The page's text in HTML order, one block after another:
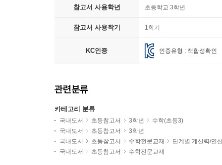
참고서 사용학년 초등학교 3학년
참고서 사용학기 1학기
KC인증 인증유형 : 적합성확인
관련분류
카테고리 분류
국내도서 초등참고서 3학년
수학(초등3)
국내도서
초등참고서
3학년
국내도서
초등참고서 수학전문교재
단계별 계산력/연
국내도서
초등참고서 수학전문교재